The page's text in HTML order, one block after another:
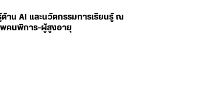
าน AI และนวัตกรรมการเรียนรู้ ณ
พคนพิการ-ผู้สูงอายุ